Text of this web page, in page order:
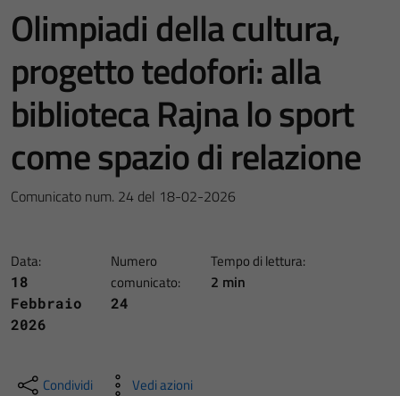
Olimpiadi della cultura,
progetto tedofori: alla
biblioteca Rajna lo sport
come spazio di relazione
Comunicato num. 24 del 18-02-2026
Data:
18
Febbraio
2026
Numero
comunicato:
24
Tempo di lettura:
2 min
Condividi Vedi azioni